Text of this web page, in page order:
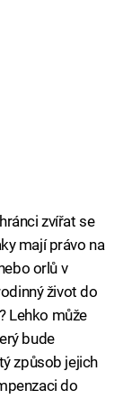
zvířat se
mají právo na
orlů v
život do
Lehko může
bude
způsob jejich
do